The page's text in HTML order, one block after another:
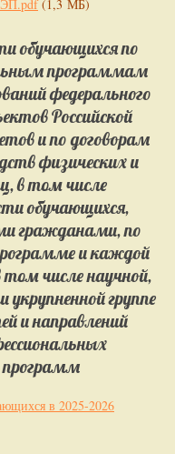
ЭП.pdf (1,3 МБ)
обучающихся по
программам
федерального
Российской
и по договорам
физических и
в том числе
обучающихся,
гражданами, по
и каждой
том числе научной,
группе
и направлений
программ
в 2025-2026